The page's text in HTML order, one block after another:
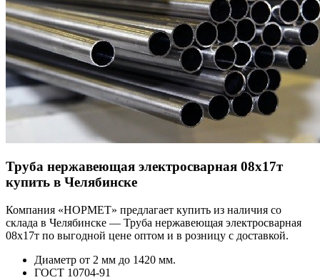
Труба нержавеющая электросварная 08х17т
купить в Челябинске
Компания «НОРМЕТ» предлагает купить из наличия со
склада в Челябинске — Труба нержавеющая электросварная
08х17т по выгодной цене оптом и в розницу с доставкой.
Диаметр от 2 мм до 1420 мм.
ГОСТ 10704-91